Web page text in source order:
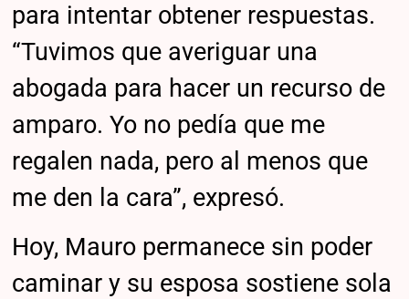
para intentar obtener respuestas.
“Tuvimos que averiguar una
abogada para hacer un recurso de
amparo. Yo no pedía que me
regalen nada, pero al menos que
me den la cara”, expresó.
Hoy, Mauro permanece sin poder
caminar y su esposa sostiene sola